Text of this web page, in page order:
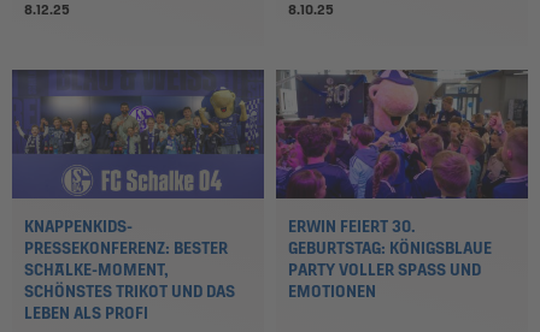
8.12.25
8.10.25
KNAPPENKIDS-
PRESSEKONFERENZ: BESTER
SCHALKE-MOMENT,
SCHÖNSTES TRIKOT UND DAS
LEBEN ALS PROFI
ERWIN FEIERT 30.
GEBURTSTAG: KÖNIGSBLAUE
PARTY VOLLER SPASS UND E
MOTIONEN